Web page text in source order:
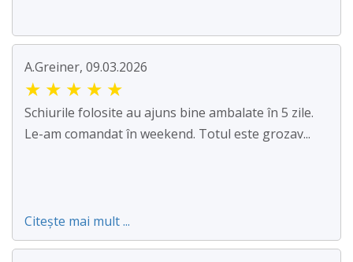
A.Greiner, 09.03.2026
★ ★ ★ ★ ★
Schiurile folosite au ajuns bine ambalate în 5 zile.
Le-am comandat în weekend. Totul este grozav...
Citește mai mult ...